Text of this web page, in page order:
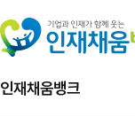
인재채움뱅크